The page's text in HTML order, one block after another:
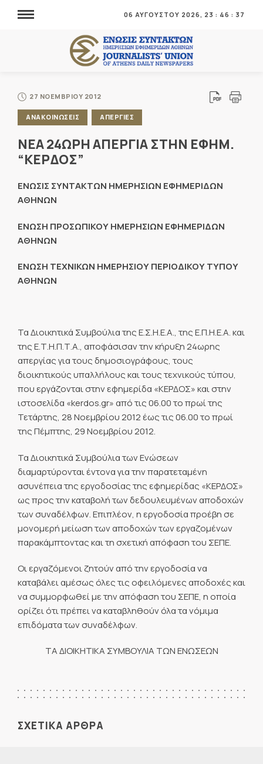
06 ΑΥΓΟΥΣΤΟΥ 2026, 23 : 46 : 37
27 ΝΟΕΜΒΡΙΟΥ 2012
ΑΝΑΚΟΙΝΩΣΕΙΣ ΑΠΕΡΓΙΕΣ
NEA 24ΩΡΗ ΑΠΕΡΓΙΑ ΣΤΗΝ ΕΦΗΜ.
“ΚΕΡΔΟΣ”
ΕΝΩΣΙΣ ΣΥΝΤΑΚΤΩΝ ΗΜΕΡΗΣΙΩΝ ΕΦΗΜΕΡΙΔΩΝ
ΑΘΗΝΩΝ
ΕΝΩΣΗ ΠΡΟΣΩΠΙΚΟΥ ΗΜΕΡΗΣΙΩΝ ΕΦΗΜΕΡΙΔΩΝ
ΑΘΗΝΩΝ
ΕΝΩΣΗ ΤΕΧΝΙΚΩΝ ΗΜΕΡΗΣΙΟΥ ΠΕΡΙΟΔΙΚΟΥ ΤΥΠΟΥ
ΑΘΗΝΩΝ
Τα Διοικητικά Συμβούλια της Ε.Σ.Η.Ε.Α., της Ε.Π.Η.Ε.Α. και
της Ε.Τ.Η.Π.Τ.Α., αποφάσισαν την κήρυξη 24ωρης
απεργίας για τους δημοσιογράφους, τους
διοικητικούς υπαλλήλους και τους τεχνικούς τύπου,
που εργάζονται στην εφημερίδα «ΚΕΡΔΟΣ» και στην
ιστοσελίδα «kerdos.gr» από τις 06.00 το πρωί της
Τετάρτης, 28 Νοεμβρίου 2012 έως τις 06.00 το πρωί
της Πέμπτης, 29 Νοεμβρίου 2012.
Τα Διοικητικά Συμβούλια των Ενώσεων
διαμαρτύρονται έντονα για την παρατεταμένη
ασυνέπεια της εργοδοσίας της εφημερίδας «ΚΕΡΔΟΣ»
ως προς την καταβολή των δεδουλευμένων αποδοχών
των συναδέλφων. Επιπλέον, η εργοδοσία προέβη σε
μονομερή μείωση των αποδοχών των εργαζομένων
παρακάμπτοντας και τη σχετική απόφαση του ΣΕΠΕ.
Οι εργαζόμενοι ζητούν από την εργοδοσία να
καταβάλει αμέσως όλες τις οφειλόμενες αποδοχές και
να συμμορφωθεί με την απόφαση του ΣΕΠΕ, η οποία
ορίζει ότι πρέπει να καταβληθούν όλα τα νόμιμα
επιδόματα των συναδέλφων.
ΤΑ ΔΙΟΙΚΗΤΙΚΑ ΣΥΜΒΟΥΛΙΑ ΤΩΝ ΕΝΩΣΕΩΝ
ΣΧΕΤΙΚΑ ΑΡΘΡΑ